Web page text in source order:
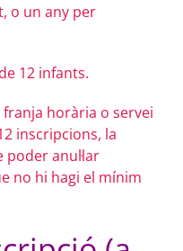
o un any per
12 infants.
franja horària o servei
inscripcions, la
poder anul·lar
no hi hagi el mínim